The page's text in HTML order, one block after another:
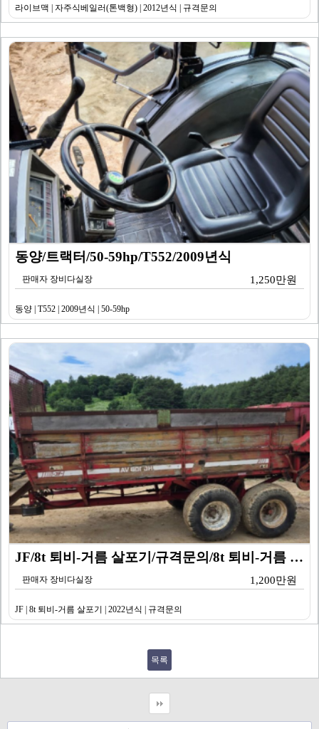
라이브맥 | 자주식베일러(톤백형) | 2012년식 | 규격문의
동양/트랙터/50-59hp/T552/2009년식
판매자 장비다실장 1,250만원
동양 | T552 | 2009년식 | 50-59hp
JF/8t 퇴비-거름 살포기/규격문의/8t 퇴비-거름 …
판매자 장비다실장 1,200만원
JF | 8t 퇴비-거름 살포기 | 2022년식 | 규격문의
목록